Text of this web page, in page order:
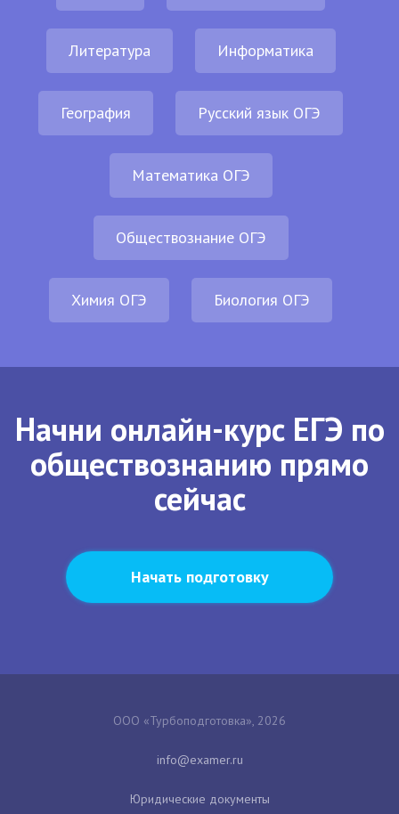
Литература Информатика
География Русский язык ОГЭ
Математика ОГЭ
Обществознание ОГЭ
Химия ОГЭ Биология ОГЭ
Начни онлайн-курс ЕГЭ по
обществознанию прямо
сейчас
Начать подготовку
ООО «Турбоподготовка», 2026
Юридические документы